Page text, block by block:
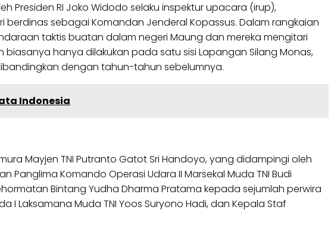
Presiden RI Joko Widodo selaku inspektur upacara (irup),
sebagai Komandan Jenderal Kopassus. Dalam rangkaian
taktis buatan dalam negeri Maung dan mereka mengitari
hanya dilakukan pada satu sisi Lapangan Silang Monas,
dengan tahun-tahun sebelumnya.
Indonesia
Mayjen TNI Putranto Gatot Sri Handoyo, yang didampingi oleh
Panglima Komando Operasi Udara II Marsekal Muda TNI Budi
Bintang Yudha Dharma Pratama kepada sejumlah perwira
I Laksamana Muda TNI Yoos Suryono Hadi, dan Kepala Staf